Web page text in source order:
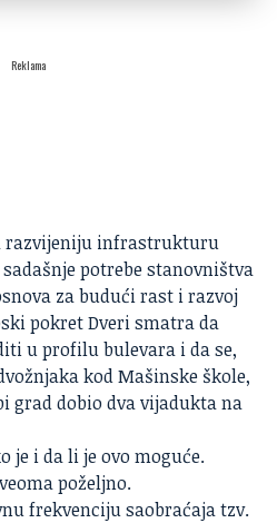
Reklama
razvijeniju infrastrukturu
potrebe stanovništva
za budući rast i razvoj
pokret Dveri smatra da
u profilu bulevara i da se,
kod Mašinske škole,
grad dobio dva vijadukta na
je i da li je ovo moguće.
poželjno.
frekvenciju saobraćaja tzv.